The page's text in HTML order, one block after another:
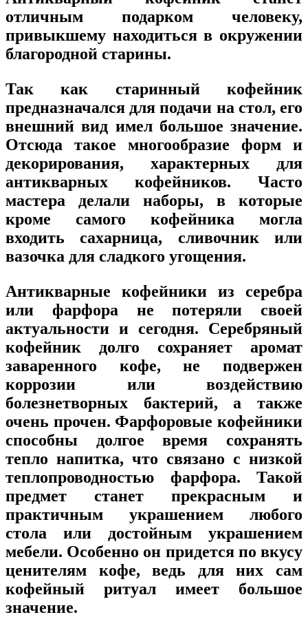
отличным подарком человеку,
привыкшему находиться в окружении
благородной старины.
Так как старинный кофейник
предназначался для подачи на стол, его
внешний вид имел большое значение.
Отсюда такое многообразие форм и
декорирования, характерных для
антикварных кофейников. Часто
мастера делали наборы, в которые
кроме самого кофейника могла
входить сахарница, сливочник или
вазочка для сладкого угощения.
Антикварные кофейники из серебра
или фарфора не потеряли своей
актуальности и сегодня. Серебряный
кофейник долго сохраняет аромат
заваренного кофе, не подвержен
коррозии или воздействию
болезнетворных бактерий, а также
очень прочен. Фарфоровые кофейники
способны долгое время сохранять
тепло напитка, что связано с низкой
теплопроводностью фарфора. Такой
предмет станет прекрасным и
практичным украшением любого
стола или достойным украшением
мебели. Особенно он придется по вкусу
ценителям кофе, ведь для них сам
кофейный ритуал имеет большое
значение.